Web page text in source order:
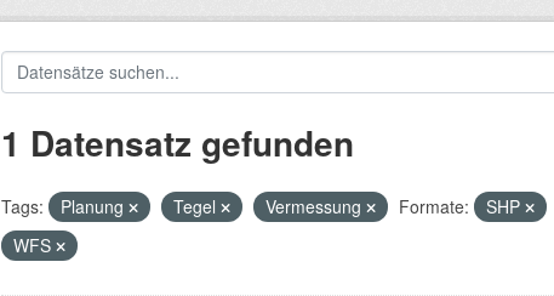
1 Datensatz gefunden
Tags: Planung Tegel Vermessung Formate:
SHP
WFS